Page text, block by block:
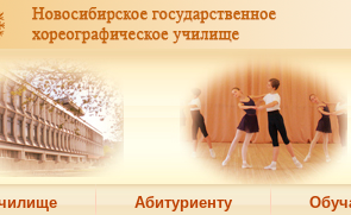
Абитуриенту